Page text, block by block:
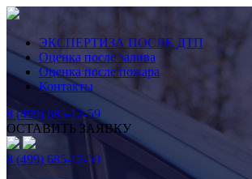
ЭКСПЕРТИЗА ПОСЛЕ ДТП
Оценка после залива
Оценка после пожара
Контакты
8 (499) 685-12-59
ОСТАВИТЬ ЗАЯВКУ
8 (499) 685-12-59